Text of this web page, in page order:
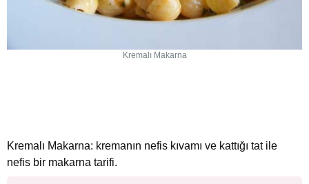
Kremalı Makarna
Kremalı Makarna: kremanın nefis kıvamı ve kattığı tat ile
nefis bir makarna tarifi.